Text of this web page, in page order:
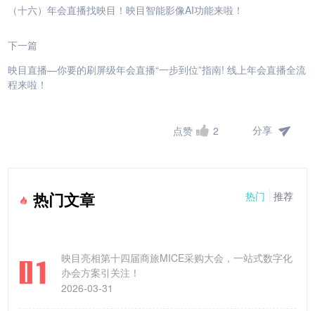
（十六）年会直播找映目！映目智能影像AI功能来啦！
下一篇
映目直播—你要的刷屏级年会直播“一步到位”指南! 线上年会直播全流
程来啦！
点赞 2 分享
热门文章 热门 推荐
映目亮相第十四届商旅MICE采购大会，一站式数字化
办会方案引关注！
2026-03-31